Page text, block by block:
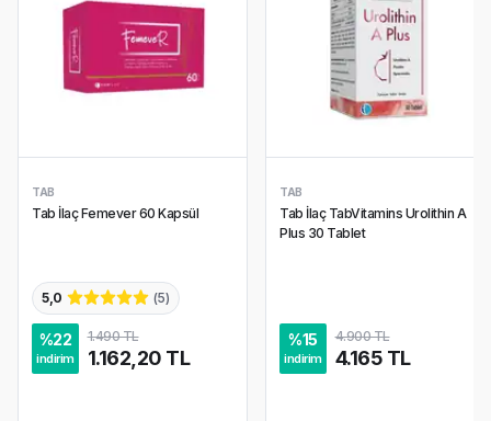
TAB
Tab İlaç Femever 60 Kapsül
5,0 (5)
%22
indirim
1.490 TL
1.162,20 TL
TAB
Tab İlaç TabVitamins Urolithin A
Plus 30 Tablet
%15
indirim
4.900 TL
4.165 TL